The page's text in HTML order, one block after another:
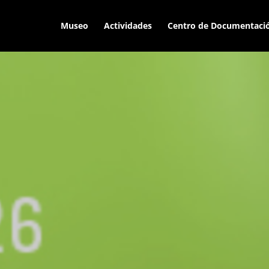
Museo Actividades Centro de